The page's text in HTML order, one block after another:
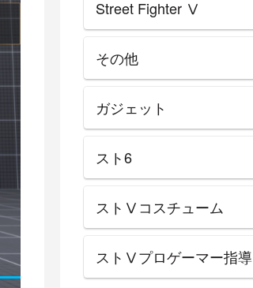
Street Fighter Ⅴ
その他
ガジェット
スト6
ストⅤコスチューム
ストⅤプロゲーマー指導